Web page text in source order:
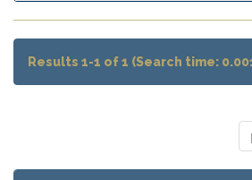
Results 1-1 of 1 (Search time: